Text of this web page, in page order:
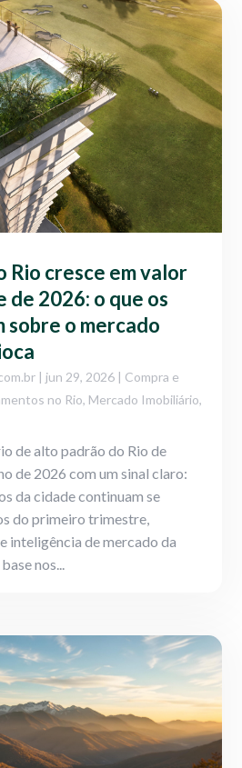
Rio cresce em valor
de 2026: o que os
sobre o mercado
| jun 29, 2026 | Compra e
no Rio, Mercado Imobiliário,
de alto padrão do Rio de
de 2026 com um sinal claro:
da cidade continuam se
do primeiro trimestre,
inteligência de mercado da
nos...